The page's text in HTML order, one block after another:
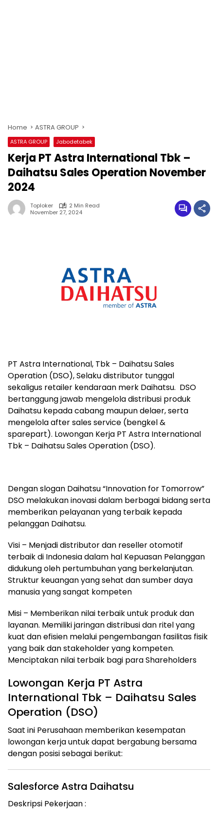
Home ASTRA GROUP
ASTRA GROUP Jabodetabek
Kerja PT Astra International Tbk –
Daihatsu Sales Operation November
2024
Toploker
2 Min Read
November 27, 2024
PT Astra International, Tbk – Daihatsu Sales
Operation (DSO), Selaku distributor tunggal
sekaligus retailer kendaraan merk Daihatsu. DSO
bertanggung jawab mengelola distribusi produk
Daihatsu kepada cabang maupun delaer, serta
mengelola after sales service (bengkel &
sparepart). Lowongan Kerja PT Astra International
Tbk – Daihatsu Sales Operation (DSO).
Dengan slogan Daihatsu “Innovation for Tomorrow”
DSO melakukan inovasi dalam berbagai bidang serta
memberikan pelayanan yang terbaik kepada
pelanggan Daihatsu.
Visi – Menjadi distributor dan reseller otomotif
terbaik di Indonesia dalam hal Kepuasan Pelanggan
didukung oleh pertumbuhan yang berkelanjutan.
Struktur keuangan yang sehat dan sumber daya
manusia yang sangat kompeten
Misi – Memberikan nilai terbaik untuk produk dan
layanan. Memiliki jaringan distribusi dan ritel yang
kuat dan efisien melalui pengembangan fasilitas fisik
yang baik dan stakeholder yang kompeten.
Menciptakan nilai terbaik bagi para Shareholders
Lowongan Kerja PT Astra
International Tbk – Daihatsu Sales
Operation (DSO)
Saat ini Perusahaan memberikan kesempatan
lowongan kerja untuk dapat bergabung bersama
dengan posisi sebagai berikut:
Salesforce Astra Daihatsu
Deskripsi Pekerjaan :